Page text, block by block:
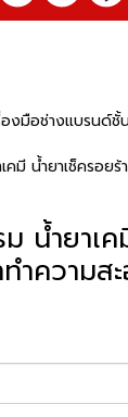
องมือช่างแบรนด์ชั้
มี น้ำยาเช็ครอยร้
น้ำยาเค
ำความส